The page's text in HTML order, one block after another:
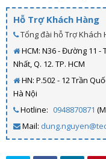
Hỗ Trợ Khách Hàng
Tổng đài hỗ Trợ Khách
HCM: N36 - Đường 11 -
Nhất, Q. 12. TP. HCM
HN: P.502 - 12 Trần
Hà Nội
Hotline: 0948870871
Mail: